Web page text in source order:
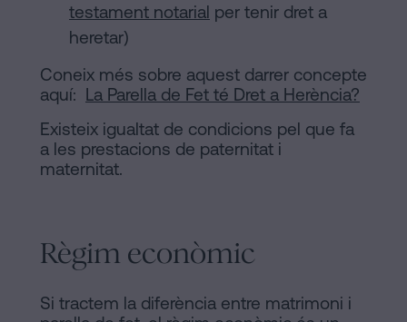
testament notarial per tenir dret a
heretar)
Coneix més sobre aquest darrer concepte
aquí: La Parella de Fet té Dret a Herència?
Existeix igualtat de condicions pel que fa
a les prestacions de paternitat i
maternitat.
Règim econòmic
Si tractem la diferència entre matrimoni i